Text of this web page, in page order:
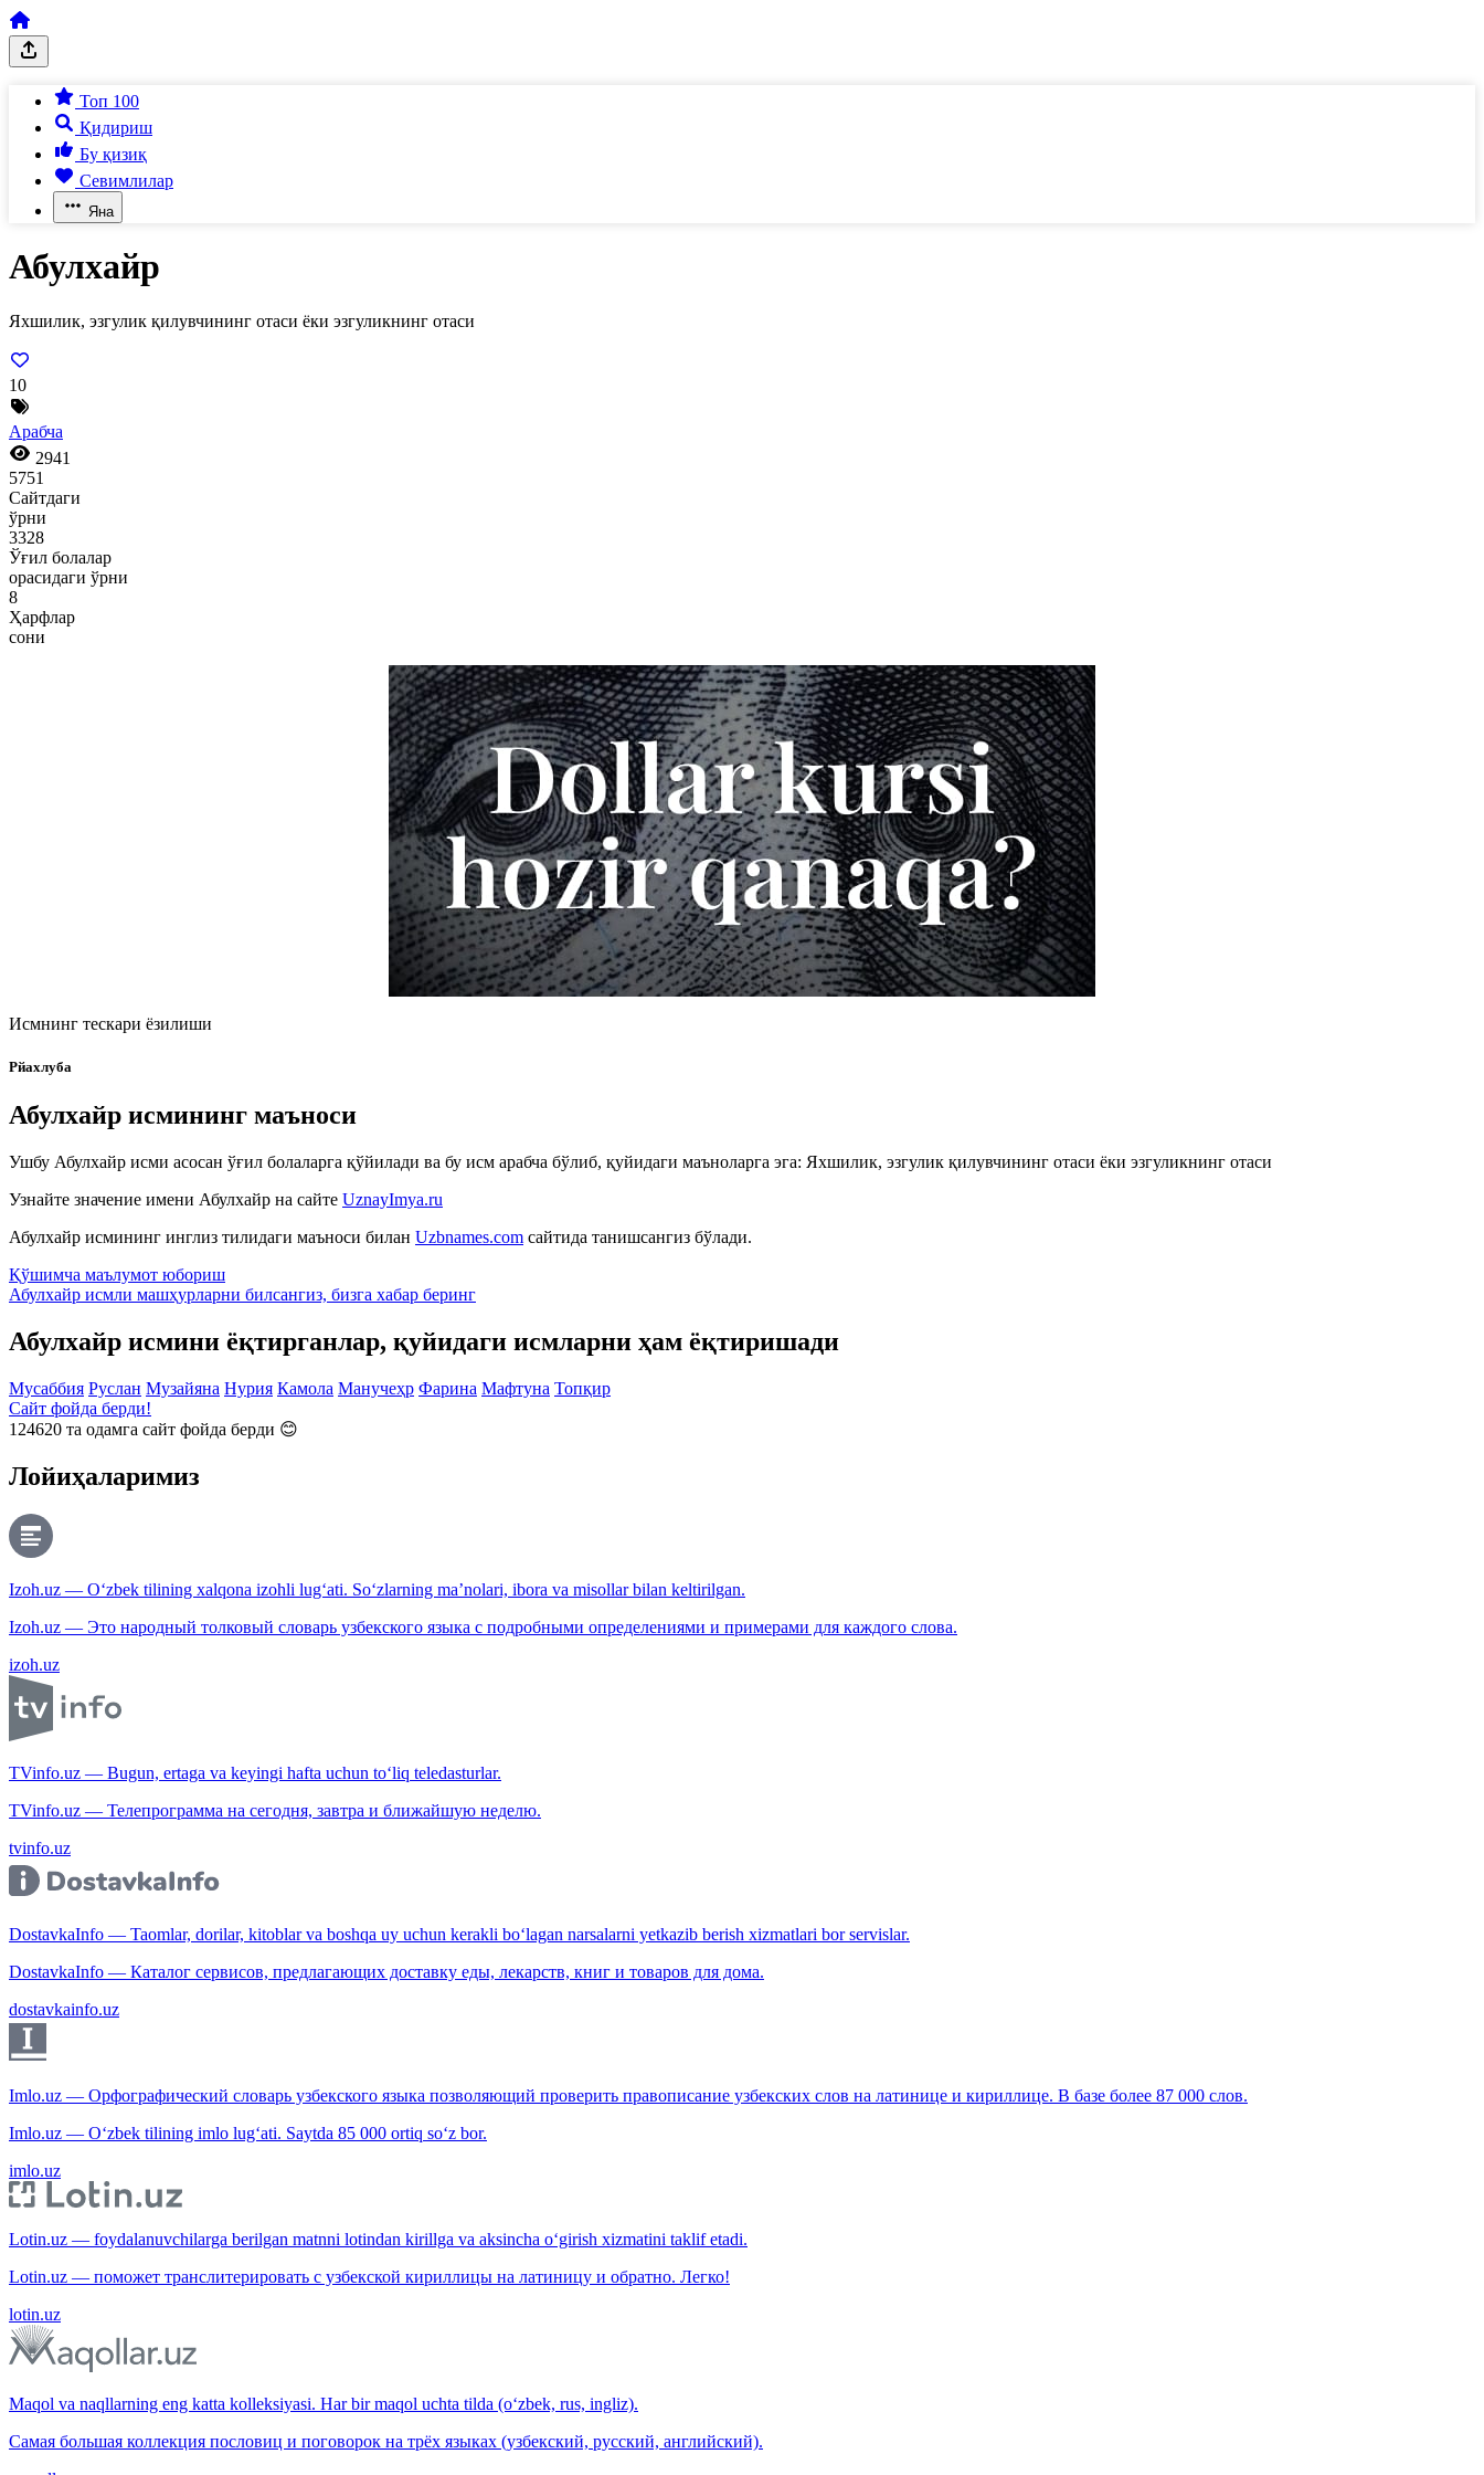
Топ 100
Қидириш
Бу қизиқ
Севимлилар
Яна
Абулхайр
Яхшилик, эзгулик қилувчининг отаси ёки эзгуликнинг отаси
10
Арабча
2941
5751
Сайтдаги
ўрни
3328
Ўғил болалар
орасидаги ўрни
8
Ҳарфлар
сони
Исмнинг тескари ёзилиши
Рйахлуба
Абулхайр исмининг маъноси
Ушбу Абулхайр исми асосан ўғил болаларга қўйилади ва бу исм арабча бўлиб, қуйидаги маъноларга эга: Яхшилик, эзгулик қилувчининг отаси ёки эзгуликнинг отаси
Узнайте значение имени Абулхайр на сайте UznayImya.ru
Абулхайр исмининг инглиз тилидаги маъноси билан Uzbnames.com сайтида танишсангиз бўлади.
Қўшимча маълумот юбориш
Абулхайр исмли машҳурларни билсангиз, бизга хабар беринг
Абулхайр исмини ёқтирганлар, қуйидаги исмларни ҳам ёқтиришади
Мусаббия Руслан Музайяна Нурия Камола Манучеҳр Фарина Мафтуна Топқир
Сайт фойда берди!
124620 та одамга сайт фойда берди 😊
Лойиҳаларимиз
Izoh.uz — O‘zbek tilining xalqona izohli lug‘ati. So‘zlarning ma’nolari, ibora va misollar bilan keltirilgan.
Izoh.uz — Это народный толковый словарь узбекского языка с подробными определениями и примерами для каждого слова.
izoh.uz
TVinfo.uz — Bugun, ertaga va keyingi hafta uchun to‘liq teledasturlar.
TVinfo.uz — Телепрограмма на сегодня, завтра и ближайшую неделю.
tvinfo.uz
DostavkaInfo — Taomlar, dorilar, kitoblar va boshqa uy uchun kerakli bo‘lagan narsalarni yetkazib berish xizmatlari bor servislar.
DostavkaInfo — Каталог сервисов, предлагающих доставку еды, лекарств, книг и товаров для дома.
dostavkainfo.uz
Imlo.uz — Орфографический словарь узбекского языка позволяющий проверить правописание узбекских слов на латинице и кириллице. В базе более 87 000 слов.
Imlo.uz — O‘zbek tilining imlo lug‘ati. Saytda 85 000 ortiq so‘z bor.
imlo.uz
Lotin.uz — foydalanuvchilarga berilgan matnni lotindan kirillga va aksincha o‘girish xizmatini taklif etadi.
Lotin.uz — поможет транслитерировать с узбекской кириллицы на латиницу и обратно. Легко!
lotin.uz
Maqol va naqllarning eng katta kolleksiyasi. Har bir maqol uchta tilda (o‘zbek, rus, ingliz).
Самая большая коллекция пословиц и поговорок на трёх языках (узбекский, русский, английский).